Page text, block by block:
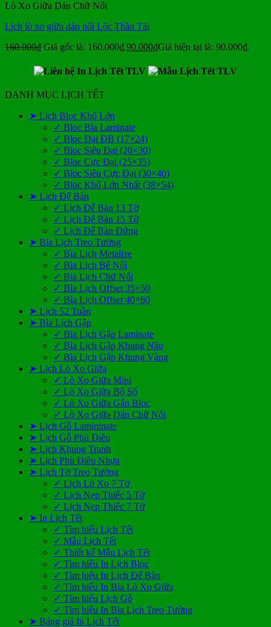
Lò Xo Giữa Dán Chữ Nổi
Lịch lò xo giữa dán nổi Lộc Thần Tài
160.000₫ Giá gốc là: 160.000₫.90.000₫Giá hiện tại là: 90.000₫.
DANH MỤC LỊCH TẾT
➤ Lịch Bloc Khổ Lớn
✓ Bloc Bìa Laminate
✓ Bloc Đại ĐB (17×24)
✓ Bloc Siêu Đại (20×30)
✓ Bloc Cực Đại (25×35)
✓ Bloc Siêu Cực Đại (30×40)
✓ Bloc Khổ Lớn Nhất (38×54)
➤ Lịch Để Bàn
✓ Lịch Để Bàn 13 Tờ
✓ Lịch Để Bàn 15 Tờ
✓ Lịch Để Bàn Đứng
➤ Bìa Lịch Treo Tường
✓ Bìa Lịch Metalize
✓ Bìa Lịch Bế Nổi
✓ Bìa Lịch Chữ Nổi
✓ Bìa Lịch Offset 35×50
✓ Bìa Lịch Offset 40×60
➤ Lịch 52 Tuần
➤ Bìa Lịch Gập
✓ Bìa Lịch Gập Laminate
✓ Bìa Lịch Gập Khung Nâu
✓ Bìa Lịch Gập Khung Vàng
➤ Lịch Lò Xo Giữa
✓ Lò Xo Giữa Mini
✓ Lò Xo Giữa Bộ Số
✓ Lò Xo Giữa Gắn Bloc
✓ Lò Xo Giữa Dán Chữ Nổi
➤ Lịch Gỗ Lamininate
➤ Lịch Gỗ Phù Điêu
➤ Lịch Khung Tranh
➤ Lịch Phù Điêu Nhựa
➤ Lịch Tờ Treo Tường
✓ Lịch Lò Xo 7 Tờ
✓ Lịch Nẹp Thiếc 5 Tờ
✓ Lịch Nẹp Thiếc 7 Tờ
➤ In Lịch Tết
✓ Tìm hiểu Lịch Tết
✓ Mẫu Lịch Tết
✓ Thiết kế Mẫu Lịch Tết
✓ Tìm hiểu In Lịch Bloc
✓ Tìm hiểu In Lịch Để Bàn
✓ Tìm hiểu In Bìa Lò Xo Giữa
✓ Tìm hiểu Lịch Gỗ
✓ Tìm hiểu In Bìa Lịch Treo Tường
➤ Bảng giá In Lịch Tết